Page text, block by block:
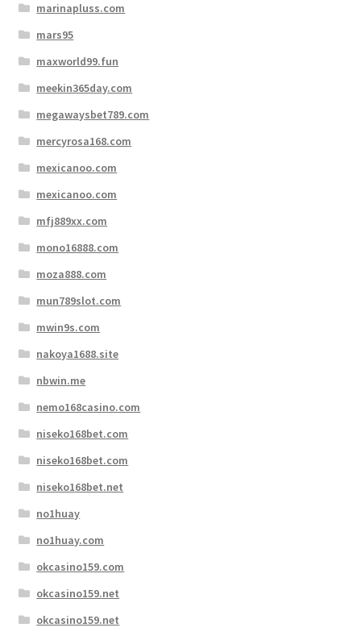
marinapluss.com
mars95
maxworld99.fun
meekin365day.com
megawaysbet789.com
mercyrosa168.com
mexicanoo.com
mexicanoo.com
mfj889xx.com
mono16888.com
moza888.com
mun789slot.com
mwin9s.com
nakoya1688.site
nbwin.me
nemo168casino.com
niseko168bet.com
niseko168bet.com
niseko168bet.net
no1huay
no1huay.com
okcasino159.com
okcasino159.net
okcasino159.net